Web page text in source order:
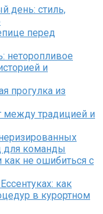
день: стиль,
перед
неторопливое
и
прогулка из
между традицией и
для команды
как не ошибиться с
как
в курортном